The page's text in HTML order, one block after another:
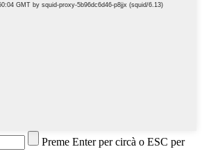
Preme Enter per circà o ESC per